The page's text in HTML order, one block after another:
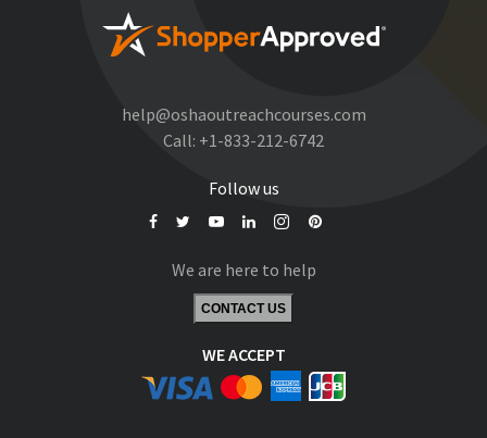
help@oshaoutreachcourses.com
Call: +1-833-212-6742
Follow us
We are here to help
CONTACT US
WE ACCEPT